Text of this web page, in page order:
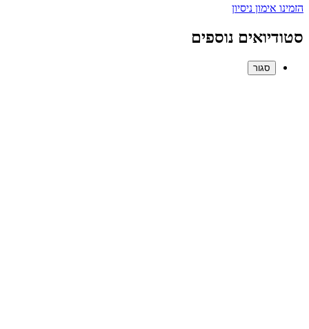
הזמינו אימון ניסיון
סטודיואים נוספים
סגור